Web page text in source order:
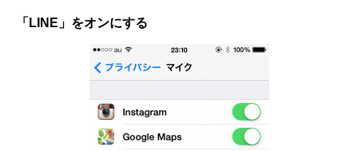
「LINE」をオンにする